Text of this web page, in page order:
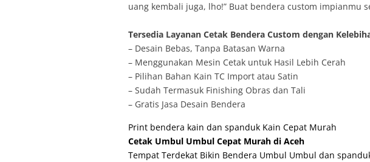
uang kembali juga, lho!” Buat bendera custom impianmu
Tersedia Layanan Cetak Bendera Custom dengan
– Desain Bebas, Tanpa Batasan Warna
– Menggunakan Mesin Cetak untuk Hasil Lebih Cerah
– Pilihan Bahan Kain TC Import atau Satin
– Sudah Termasuk Finishing Obras dan Tali
– Gratis Jasa Desain Bendera
Print bendera kain dan spanduk Kain Cepat Murah
Cetak Umbul Umbul Cepat Murah di Aceh
Tempat Terdekat Bikin Bendera Umbul Umbul dan